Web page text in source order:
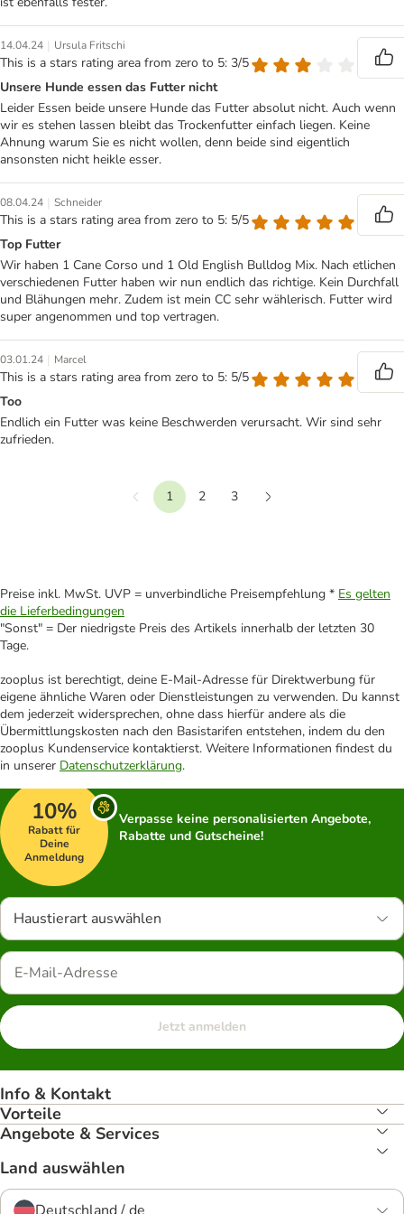
14.04.24 | Ursula Fritschi
This is a stars rating area from zero to 5: 3/5
Unsere Hunde essen das Futter nicht
Leider Essen beide unsere Hunde das Futter absolut nicht. Auch wenn
wir es stehen lassen bleibt das Trockenfutter einfach liegen. Keine
Ahnung warum Sie es nicht wollen, denn beide sind eigentlich
ansonsten nicht heikle esser.
08.04.24 | Schneider
This is a stars rating area from zero to 5: 5/5
Top Futter
Wir haben 1 Cane Corso und 1 Old English Bulldog Mix. Nach etlichen
verschiedenen Futter haben wir nun endlich das richtige. Kein Durchfall
und Blähungen mehr. Zudem ist mein CC sehr wählerisch. Futter wird
super angenommen und top vertragen.
03.01.24 | Marcel
This is a stars rating area from zero to 5: 5/5
Too
Endlich ein Futter was keine Beschwerden verursacht. Wir sind sehr
zufrieden.
Vorherige
1 2
3
Preise inkl. MwSt. UVP = unverbindliche Preisempfehlung * Es gelten
die Lieferbedingungen
"Sonst" = Der niedrigste Preis des Artikels innerhalb der letzten 30
Tage.
zooplus ist berechtigt, deine E-Mail-Adresse für Direktwerbung für
eigene ähnliche Waren oder Dienstleistungen zu verwenden. Du kannst
dem jederzeit widersprechen, ohne dass hierfür andere als die
Übermittlungskosten nach den Basistarifen entstehen, indem du den
zooplus Kundenservice kontaktierst. Weitere Informationen findest du
in unserer Datenschutzerklärung.
10%
Rabatt für
Deine
Anmeldung
Verpasse keine personalisierten Angebote,
Rabatte und Gutscheine!
Haustierart auswählen
Jetzt anmelden
Info & Kontakt
Vorteile
Angebote & Services
Land auswählen